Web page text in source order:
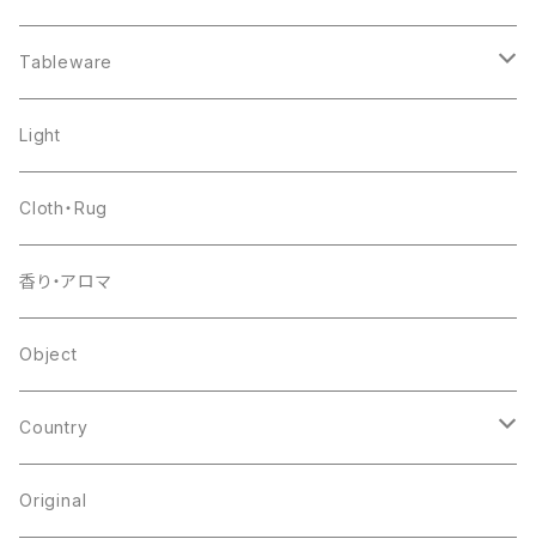
chair
shelf
table
other
Tableware
pottery
glass
flower base
other
Light
Cloth・Rug
香り・アロマ
Object
Country
japan
Original